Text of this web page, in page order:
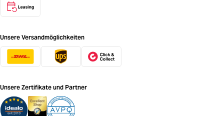
Unsere Versandmöglichkeiten
Unsere Zertifikate und Partner